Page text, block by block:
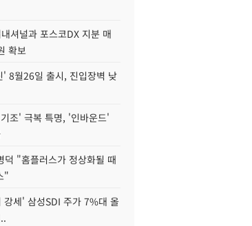
셔널과 포스코DX 지분 매
확보
8월26일 출시, 진입장벽 낮
조' 극복 특명, '인바운드'
"홈플러스가 정상화될 때
"
세' 삼성SDI 주가 7%대 올